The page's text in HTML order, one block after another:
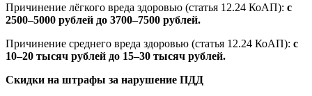
Причинение лёгкого вреда здоровью (статья 12.24 КоАП): с
2500–5000 рублей до 3700–7500 рублей.
Причинение среднего вреда здоровью (статья 12.24 КоАП): с
10–20 тысяч рублей до 15–30 тысяч рублей.
Скидки на штрафы за нарушение ПДД